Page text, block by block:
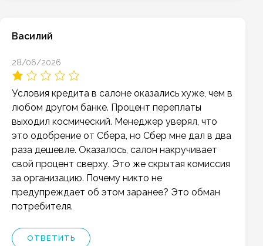
Василий
28/06/2026
Условия кредита в салоне оказались хуже, чем в
любом другом банке. Процент переплаты
выходил космический. Менеджер уверял, что
это одобрение от Сбера, но Сбер мне дал в два
раза дешевле. Оказалось, салон накручивает
свой процент сверху. Это же скрытая комиссия
за организацию. Почему никто не
предупреждает об этом заранее? Это обман
потребителя.
ОТВЕТИТЬ